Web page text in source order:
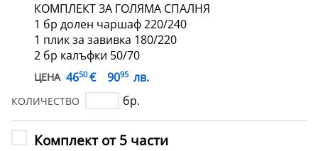
КОМПЛЕКТ ЗА ГОЛЯМА СПАЛНЯ
1 бр долен чаршаф 220/240
1 плик за завивка 180/220
2 бр калъфки 50/70
ЦЕНА 4650 € 9095 лв.
КОЛИЧЕСТВО бр.
Комплект от 5 части